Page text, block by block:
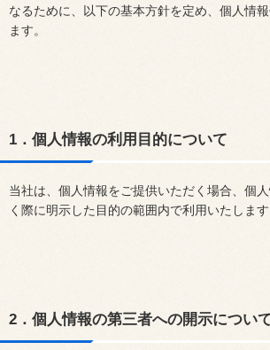
なるために、以下の基本方針を定め、個人情
ます。
1．個人情報の利用目的について
当社は、個人情報をご提供いただく場合、個
く際に明示した目的の範囲内で利用いたします
2．個人情報の第三者への開示につい